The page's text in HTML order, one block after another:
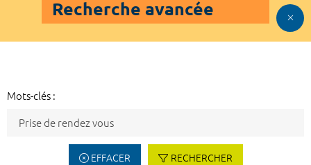
Recherche avancée
Mots-clés :
EFFACER RECHERCHER